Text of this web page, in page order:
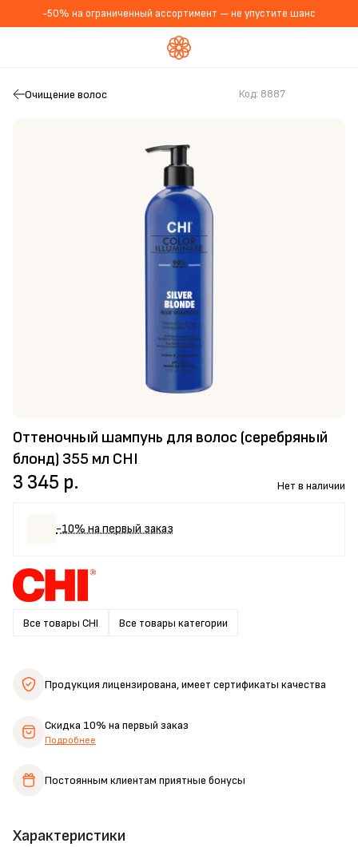
-50% на ограниченный ассортимент — не упустите шанс
Очищение волос
Оттеночный шампунь для волос (серебряный
блонд) 355 мл CHI
Код: 8887
Все товары CHI Все товары категории
3 345 р. Нет в наличии
-10% на первый заказ
Характеристики
Продукция лицензирована,имеет сертификаты качества
Скидка 10% на первый заказ
Подробнее
Постоянным клиентам приятные бонусы